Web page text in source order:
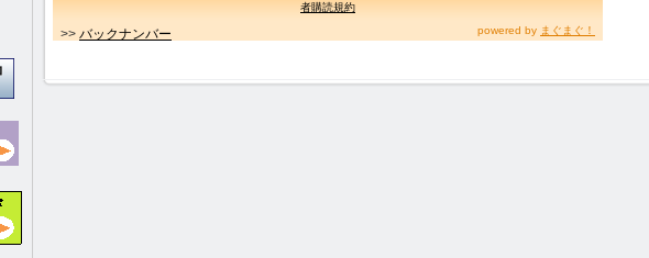
者購読規約
>> バックナンバー powered by まぐまぐ！